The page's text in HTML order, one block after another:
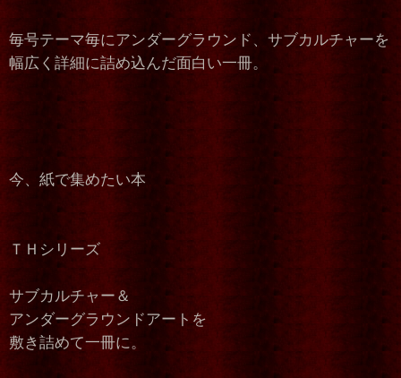
毎号テーマ毎にアンダーグラウンド、サブカルチャーを
幅広く詳細に詰め込んだ面白い一冊。
今、紙で集めたい本
ＴＨシリーズ
サブカルチャー＆
アンダーグラウンドアートを
敷き詰めて一冊に。